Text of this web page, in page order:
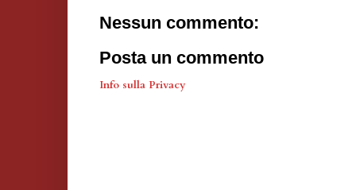
Nessun commento:
Posta un commento
Info sulla Privacy